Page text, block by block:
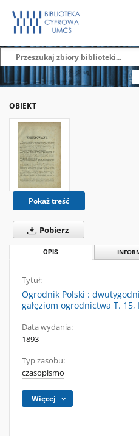
OBIEKT
Pokaż treść
Pobierz
OPIS
Tytuł:
Ogrodnik Polski :
gałęziom ogrodnictwa T. 15,
Data wydania:
1893
Typ zasobu:
czasopismo
Więcej